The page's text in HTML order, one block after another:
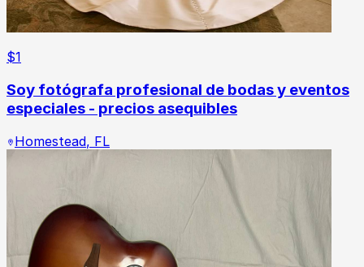
$1
Soy fotógrafa profesional de bodas y eventos
especiales - precios asequibles
Homestead, FL